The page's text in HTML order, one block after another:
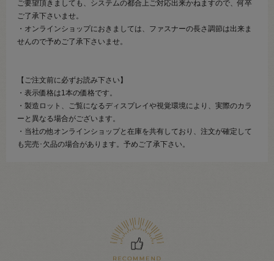
ご要望頂きましても、システムの都合上ご対応出来かねますので、何卒
ご了承下さいませ。
・オンラインショップにおきましては、ファスナーの長さ調節は出来ま
せんので予めご了承下さいませ。
【ご注文前に必ずお読み下さい】
・表示価格は1本の価格です。
・製造ロット、ご覧になるディスプレイや視覚環境により、実際のカラ
ーと異なる場合がございます。
・当社の他オンラインショップと在庫を共有しており、注文が確定して
も完売･欠品の場合があります。予めご了承下さい。